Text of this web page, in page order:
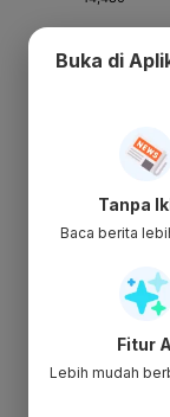
Buka di
Tanpa
Baca berita
Fitur
Lebih mudah